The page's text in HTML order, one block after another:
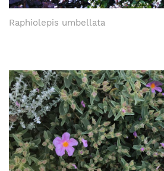
Raphiolepis umbellata